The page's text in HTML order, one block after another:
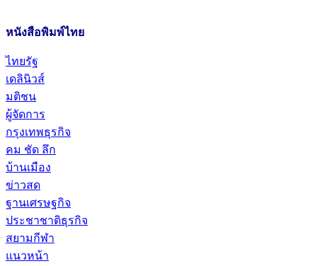
หนังสือพิมพ์ไทย
ไทยรัฐ
เดลินิวส์
มติชน
ผู้จัดการ
กรุงเทพธุรกิจ
คม ชัด ลึก
บ้านเมือง
ข่าวสด
ฐานเศรษฐกิจ
ประชาชาติธุรกิจ
สยามกีฬา
แนวหน้า